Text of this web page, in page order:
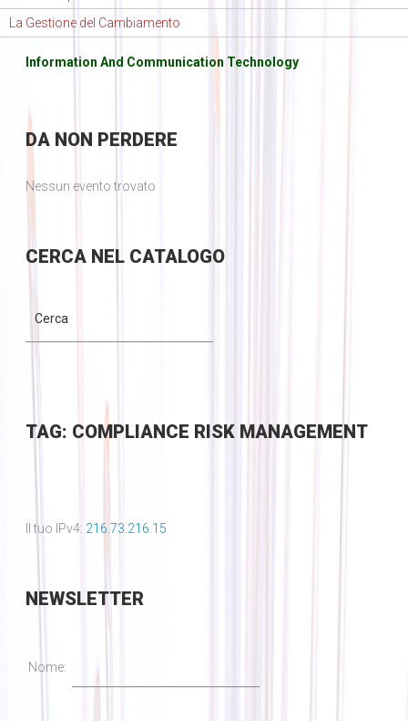
La Gestione del Cambiamento
Information And Communication Technology
DANON PERDERE
Nessun evento trovato
CERCANEL CATALOGO
TAG: COMPLIANCE RISK MANAGEMENT
Il tuo IPv4: 216.73.216.15
NEWSLETTER
Nome: